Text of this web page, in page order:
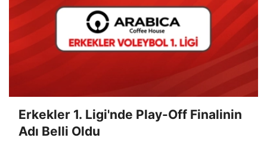
Erkekler 1. Ligi'nde Play-Off Finalinin
Adı Belli Oldu